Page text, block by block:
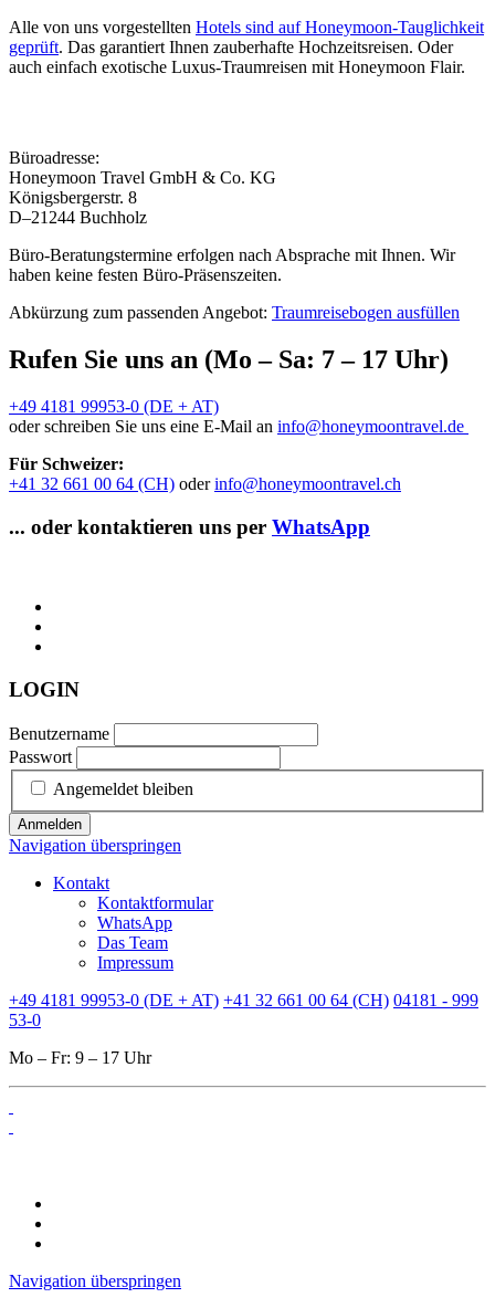
Alle von uns vorgestellten Hotels sind auf Honeymoon-Tauglichkeit
geprüft. Das garantiert Ihnen zauberhafte Hochzeitsreisen. Oder
auch einfach exotische Luxus-Traumreisen mit Honeymoon Flair.
Büroadresse:
Honeymoon Travel GmbH & Co. KG
Königsbergerstr. 8
D–21244 Buchholz
Büro-Beratungstermine erfolgen nach Absprache mit Ihnen. Wir
haben keine festen Büro-Präsenszeiten.
Abkürzung zum passenden Angebot: Traumreisebogen ausfüllen
Rufen Sie uns an (Mo – Sa: 7 – 17 Uhr)
+49 4181 99953-0 (DE + AT)
oder schreiben Sie uns eine E-Mail an info@honeymoontravel.de
Für Schweizer:
+41 32 661 00 64 (CH) oderinfo@honeymoontravel.ch
... oder kontaktieren uns per WhatsApp
LOGIN
Benutzername
Passwort
Angemeldet bleiben
Anmelden
Navigation überspringen
Kontakt
Kontaktformular
WhatsApp
Das Team
Impressum
+49 4181 99953-0 (DE + AT) +41 32 661 00 64 (CH) 04181 - 999
53-0
Mo – Fr: 9 – 17 Uhr
Navigation überspringen